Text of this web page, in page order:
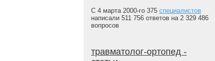
С 4 марта 2000-го 375 специалистов
написали 511 756 ответов на 2 329 486
вопросов
травматолог-ортопед -